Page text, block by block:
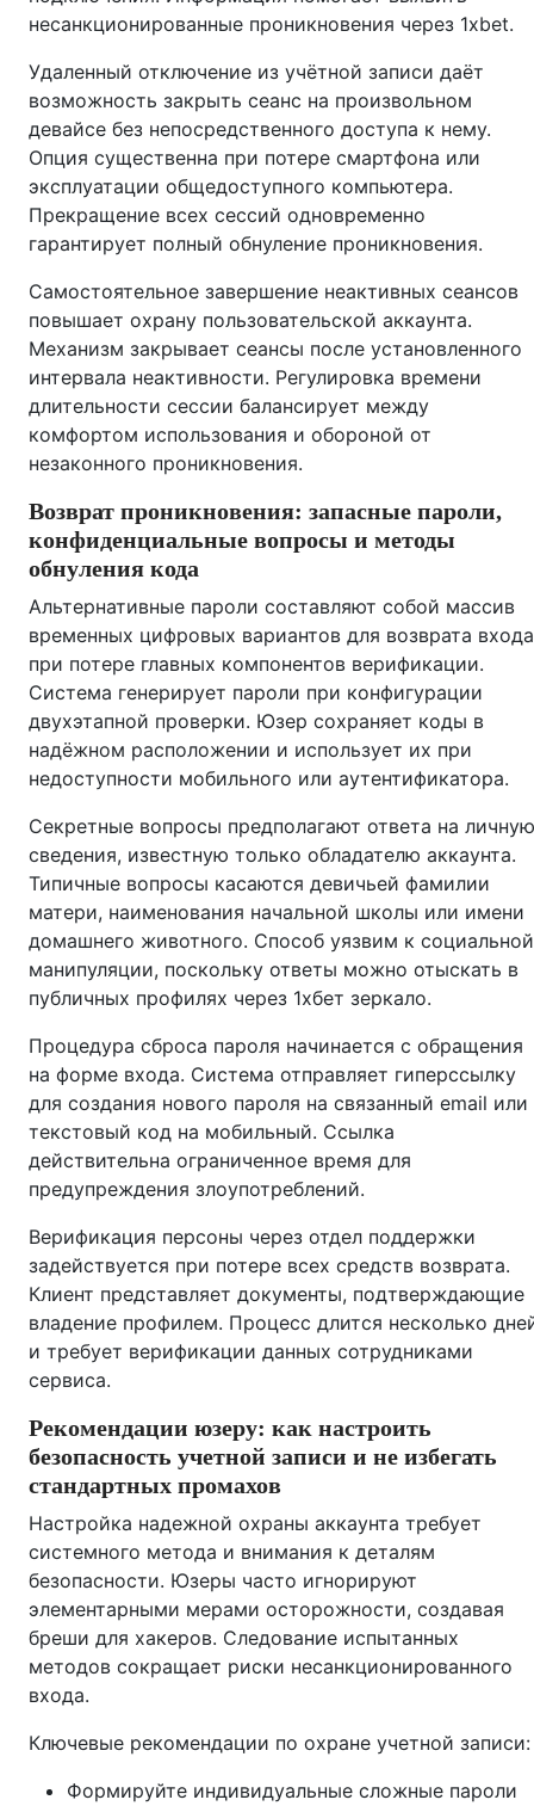
несанкционированные проникновения через 1xbet.
Удаленный отключение из учётной записи даёт
возможность закрыть сеанс на произвольном
девайсе без непосредственного доступа к нему.
Опция существенна при потере смартфона или
эксплуатации общедоступного компьютера.
Прекращение всех сессий одновременно
гарантирует полный обнуление проникновения.
Самостоятельное завершение неактивных сеансов
повышает охрану пользовательской аккаунта.
Механизм закрывает сеансы после установленного
интервала неактивности. Регулировка времени
длительности сессии балансирует между
комфортом использования и обороной от
незаконного проникновения.
Возврат проникновения: запасные пароли,
конфиденциальные вопросы и методы
обнуления кода
Альтернативные пароли составляют собой массив
временных цифровых вариантов для возврата входа
при потере главных компонентов верификации.
Система генерирует пароли при конфигурации
двухэтапной проверки. Юзер сохраняет коды в
надёжном расположении и использует их при
недоступности мобильного или аутентификатора.
Секретные вопросы предполагают ответа на личную
сведения, известную только обладателю аккаунта.
Типичные вопросы касаются девичьей фамилии
матери, наименования начальной школы или имени
домашнего животного. Способ уязвим к социальной
манипуляции, поскольку ответы можно отыскать в
публичных профилях через 1хбет зеркало.
Процедура сброса пароля начинается с обращения
на форме входа. Система отправляет гиперссылку
для создания нового пароля на связанный email или
текстовый код на мобильный. Ссылка
действительна ограниченное время для
предупреждения злоупотреблений.
Верификация персоны через отдел поддержки
задействуется при потере всех средств возврата.
Клиент представляет документы, подтверждающие
владение профилем. Процесс длится несколько
и требует верификации данных сотрудниками
сервиса.
Рекомендации юзеру: как настроить
безопасность учетной записи и не избегать
стандартных промахов
Настройка надежной охраны аккаунта требует
системного метода и внимания к деталям
безопасности. Юзеры часто игнорируют
элементарными мерами осторожности, создавая
бреши для хакеров. Следование испытанных
методов сокращает риски несанкционированного
входа.
Ключевые рекомендации по охране учетной записи:
Формируйте индивидуальные сложные пароли